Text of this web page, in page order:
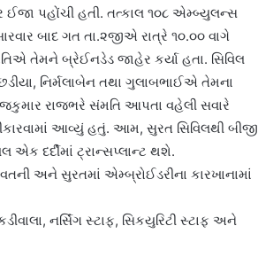
ઈજા પહોંચી હતી. તત્કાલ ૧૦૮ એમ્બ્યુલન્સ
બાદ ગત તા.૨જીએ રાત્રે ૧૦.૦૦ વાગે
તેમને બ્રેઈનડેડ જાહેર કર્યા હતા. સિવિલ
નિર્મલાબેન તથા ગુલાબભાઈએ તેમના
રાજભરે સંમતિ આપતા વહેલી સવારે
આવ્યું હતું. આમ, સુરત સિવિલથી બીજી
દર્દીમાં ટ્રાન્સપ્લાન્ટ થશે.
અને સુરતમાં એમ્બ્રોઈડરીના કારખાનામાં
નર્સિંગ સ્ટાફ, સિકયુરિટી સ્ટાફ અને